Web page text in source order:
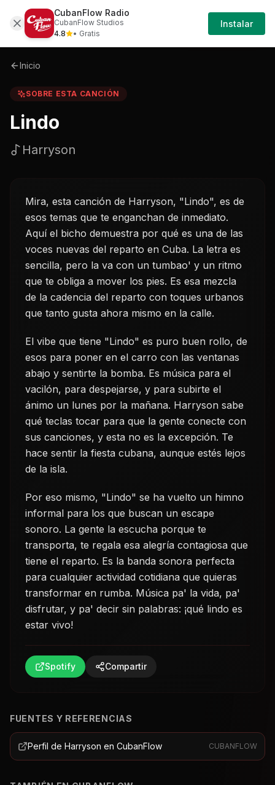
Sobre Lindo-harryson
Iniciar
Sesión
Inicio
SOBRE ESTA CANCIÓN
Lindo
Harryson
Mira, esta canción de Harryson, "Lindo", es de
esos temas que te enganchan de inmediato.
Aquí el bicho demuestra por qué es una de las
voces nuevas del reparto en Cuba. La letra es
sencilla, pero la va con un tumbao' y un ritmo
que te obliga a mover los pies. Es esa mezcla
de la cadencia del reparto con toques urbanos
que tanto gusta ahora mismo en la calle.
El vibe que tiene "Lindo" es puro buen rollo, de
esos para poner en el carro con las ventanas
abajo y sentirte la bomba. Es música para el
vacilón, para despejarse, y para subirte el
ánimo un lunes por la mañana. Harryson sabe
qué teclas tocar para que la gente conecte con
sus canciones, y esta no es la excepción. Te
hace sentir la fiesta cubana, aunque estés lejos
de la isla.
Por eso mismo, "Lindo" se ha vuelto un himno
informal para los que buscan un escape
sonoro. La gente la escucha porque te
transporta, te regala esa alegría contagiosa que
tiene el reparto. Es la banda sonora perfecta
para cualquier actividad cotidiana que quieras
transformar en rumba. Música pa' la vida, pa'
disfrutar, y pa' decir sin palabras: ¡qué lindo es
estar vivo!
Spotify Compartir
FUENTES Y REFERENCIAS
Perfil de Harryson en CubanFlow CUBANFLOW
CubanFlow Radio
CubanFlow Studios
4.8
• Gratis
Instalar